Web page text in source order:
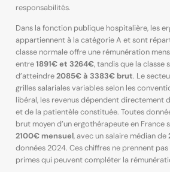
responsabilités.
Dans la fonction publique hospitalière, les
appartiennent à la catégorie A et sont
classe normale offre une rémunération
entre1891€ et 3264€, tandis que la classe
d’atteindre2085€ à 3383€ brut. Le
grilles salariales variables selon les
libéral, les revenus dépendent directement
et de la patientèle constituée. Toutes
brut moyen d’un ergothérapeute en France
2100€ mensuel, avec un salaire médian de
données 2024. Ces chiffres ne prennent
primes qui peuvent compléter la